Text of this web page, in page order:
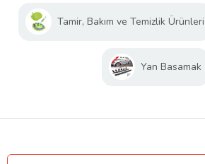
Tamir, Bakım ve Temizlik Ürünleri
Yan Basamak